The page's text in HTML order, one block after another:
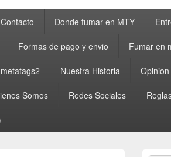
Contacto Donde fumar en MTY
Formas de pago y envio Fumar en
metatags2 Nuestra Historia
Somos Redes Sociales
Primary